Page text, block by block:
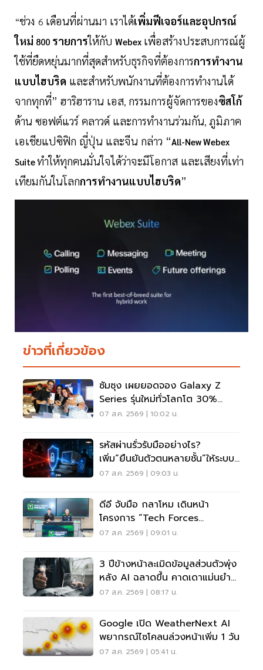
“ช่วง 6 เดือนที่ผ่านมา เราได้เพิ่มฟีเจอร์และอุปกรณ์
ใหม่ 800 รายการให้กับ Webex เพื่อสร้างประสบการณ์ผู้
ใช้ที่ยืดหยุ่นมากที่สุดสำหรับธุรกิจที่ต้องการการทำงาน
แบบไฮบริด และสำหรับพนักงานที่ต้องการทำงานได้
จากทุกที่” ฮาริฮาราน เอส, กรรมการผู้จัดการของซิสโก้
ด้าน ซอฟต์แวร์ คลาวด์ และการทำงานร่วมกัน, ภูมิภาค
เอเชียแปซิฟิก ญี่ปุ่น และจีน กล่าว “All-New Webex
Suiteทำให้ทุกคนมั่นใจได้ว่าจะมีโอกาส และเสียงที่เท่า
เทียมกันในโลกการทำงานแบบไฮบริด”
ข่าวที่เกี่ยวข้อง
ซัมซุง เผยยอดจอง Galaxy Z
Series รุ่นใหม่ทั่วโลกโต 30%
เกาหลีใต้แตะ 1.44 ล้านเครื่อง
07 ส.ค. 2569 | 10:02 น.
รหัสผ่านรั่วรับมืออย่างไร?
เพิ่ม“ยืนยันตัวตนหลายชั้น”ให้ระบบ
เดิม ไม่ต้องรื้อใหม่
07 ส.ค. 2569 | 09:03 น.
ดีอี จับมือ กลาโหม เดินหน้า
โครงการ “Tech Forces
Program”
07 ส.ค. 2569 | 09:01 น.
3 ปีข้างหน้าละเมิดข้อมูลส่วนตัวพุ่ง
หลัง AI ฉลาดขึ้น คาดเดาแม่นยำ
กว่าเดิม
07 ส.ค. 2569 | 08:17 น.
Google เปิด WeatherNext AI
พยากรณ์ไซโคลนล่วงหน้าเพิ่ม 1 วัน
07 ส.ค. 2569 | 05:41 น.